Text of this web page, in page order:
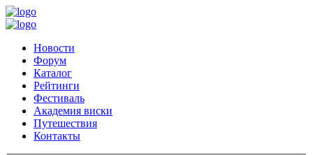
Новости
Форум
Каталог
Рейтинги
Фестиваль
Академия виски
Путешествия
Контакты